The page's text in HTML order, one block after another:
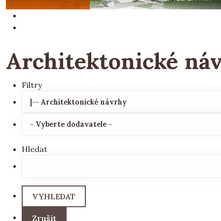
Architektonické
Filtry
Hledat